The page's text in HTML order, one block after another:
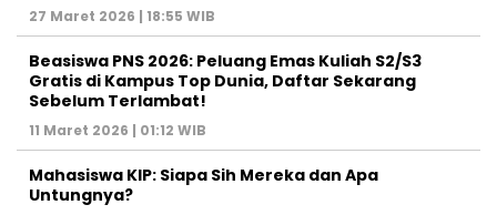
27 Maret 2026 | 18:55 WIB
Beasiswa PNS 2026: Peluang Emas Kuliah S2/S3
Gratis di Kampus Top Dunia, Daftar Sekarang
Sebelum Terlambat!
11 Maret 2026 | 01:12 WIB
Mahasiswa KIP: Siapa Sih Mereka dan Apa
Untungnya?